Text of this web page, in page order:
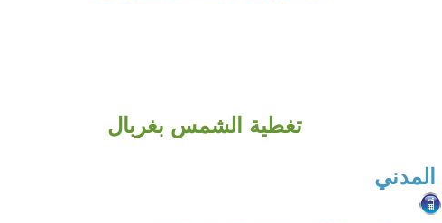
تغطية الشمس بغربال
المدني